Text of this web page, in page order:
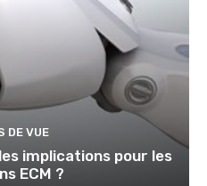
DE VUE
implications pour les
ECM ?